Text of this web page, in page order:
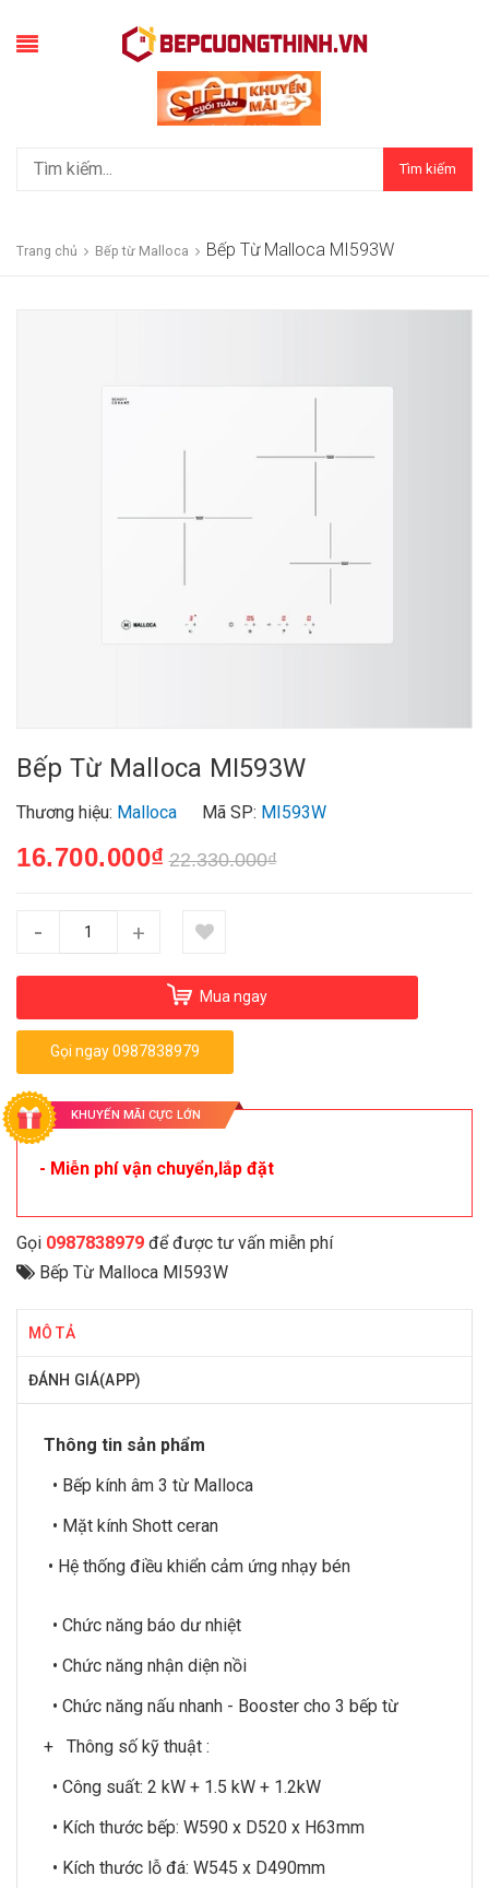
Tìm kiếm
Trang chủ Bếp từ Malloca Bếp Từ Malloca MI593W
Bếp Từ Malloca MI593W
Thương hiệu: Malloca Mã SP: MI593W
16.700.000₫ 22.330.000₫
- +
Mua ngay
Gọi ngay 0987838979
KHUYẾN MÃI CỰC LỚN
- Miễn phí vận chuyển,lắp đặt
Gọi 0987838979 để được tư vấn miễn phí
Bếp Từ Malloca MI593W
MÔ TẢ
ĐÁNH GIÁ(APP)
Thông tin sản phẩm
• Bếp kính âm 3 từ Malloca
• Mặt kính Shott ceran
• Hệ thống điều khiển cảm ứng nhạy bén
• Chức năng báo dư nhiệt
• Chức năng nhận diện nồi
• Chức năng nấu nhanh - Booster cho 3 bếp từ
+ Thông số kỹ thuật :
• Công suất: 2 kW + 1.5 kW + 1.2kW
• Kích thước bếp: W590 x D520 x H63mm
• Kích thước lỗ đá: W545 x D490mm